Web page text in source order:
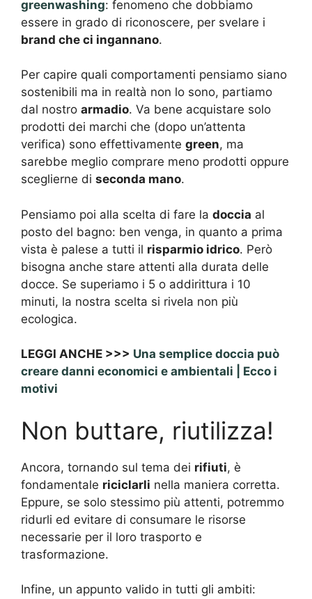
greenwashing: fenomeno che dobbiamo
essere in grado di riconoscere, per svelare i
brand che ci ingannano.
Per capire quali comportamenti pensiamo siano
sostenibili ma in realtà non lo sono, partiamo
dal nostro armadio. Va bene acquistare solo
prodotti dei marchi che (dopo un’attenta
verifica) sono effettivamente green, ma
sarebbe meglio comprare meno prodotti oppure
sceglierne di seconda mano.
Pensiamo poi alla scelta di fare la doccia al
posto del bagno: ben venga, in quanto a prima
vista è palese a tutti il risparmio idrico. Però
bisogna anche stare attenti alla durata delle
docce. Se superiamo i 5 o addirittura i 10
minuti, la nostra scelta si rivela non più
ecologica.
LEGGI ANCHE >>> Una semplice doccia può
creare danni economici e ambientali | Ecco i
motivi
Non buttare, riutilizza!
Ancora, tornando sul tema dei rifiuti, è
fondamentale riciclarli nella maniera corretta.
Eppure, se solo stessimo più attenti, potremmo
ridurli ed evitare di consumare le risorse
necessarie per il loro trasporto e
trasformazione.
Infine, un appunto valido in tutti gli ambiti: